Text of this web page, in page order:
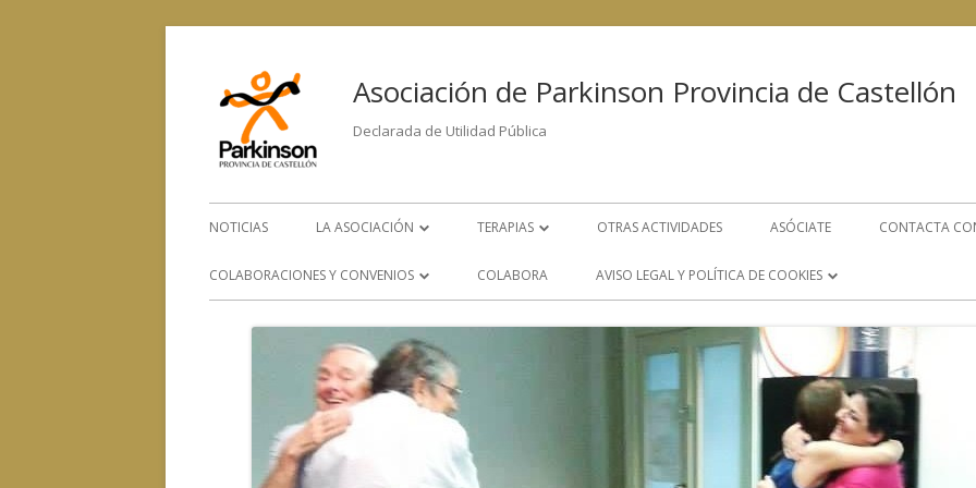
Asociación de Parkinson Provincia de Castellón
Declarada de Utilidad Pública
NOTICIAS LA ASOCIACIÓN
LA ENFERMEDAD
EQUIPO HUMANO
CONTACTA CON NOSOTROS
TERAPIAS
FISIOTERAPIA
OTRAS ACTIVIDADES ASÓCIATE CONTACTA
COLABORACIONES Y CONVENIOS
COLABORACIÓN CON OTRAS
ENTIDADES SOCIALES, SANITARIAS
Y DE INVESTIGACIÓN
COLABORA AVISO LEGAL Y POLÍTICA DE COOKIES